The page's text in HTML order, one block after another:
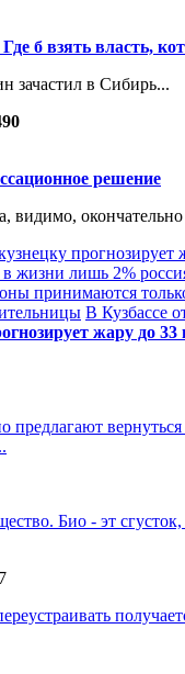
б взять власть,
зачастил в Сибирь...
решение
видимо,
прогнозирует
жизни лишь 2%
принимаются
В Кузбассе
жару до 33
Био - эт